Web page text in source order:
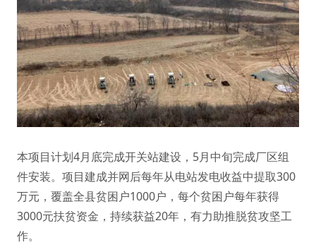
本项目计划4月底完成开关站建设，5月中旬完成厂区组
件安装。项目建成并网后每年从电站发电收益中提取300
万元，覆盖全县贫困户1000户，每个贫困户每年获得
3000元扶贫资金，持续获益20年，有力助推脱贫攻坚工
作。